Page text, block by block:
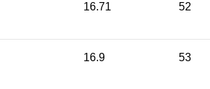
16.71 52
16.9 53